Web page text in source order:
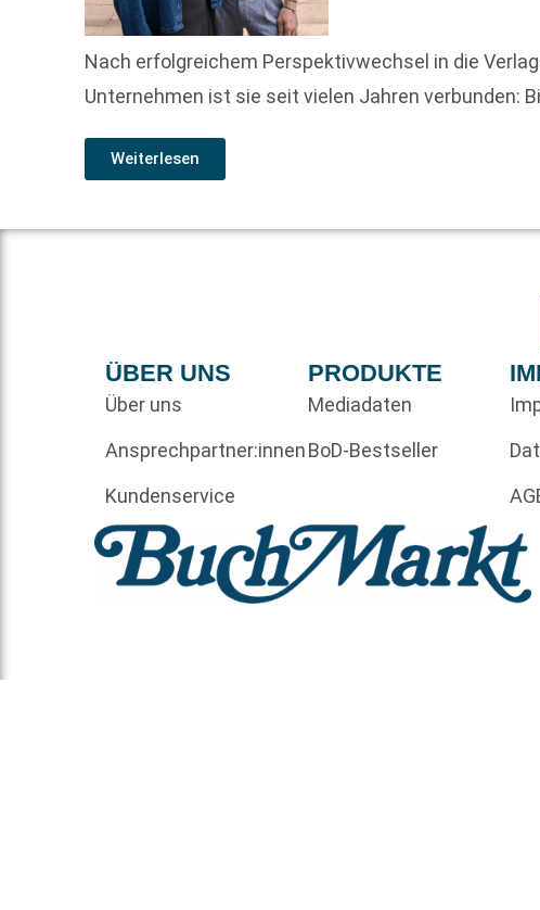
Nach erfolgreichem Perspektivwechsel in die
Unternehmen ist sie seit vielen Jahren verbunden:
Weiterlesen
ÜBER UNS
Über uns
Ansprechpartner:innen
Kundenservice
PRODUKTE
Mediadaten
BoD-Bestseller